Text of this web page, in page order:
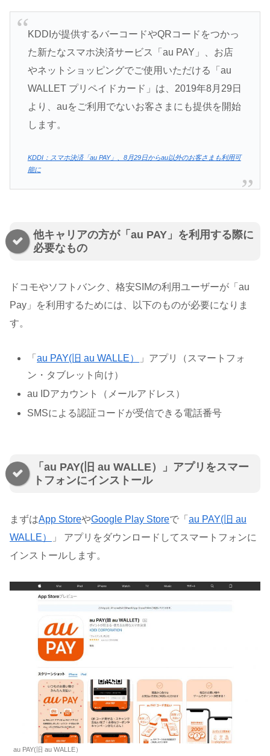
KDDIが提供するバーコードやQRコードをつかっ
た新たなスマホ決済サービス「au PAY」、お店
やネットショッピングでご使用いただける「au
WALLET プリペイドカード」は、2019年8月29日
より、auをご利用でないお客さまにも提供を開始
します。
KDDI：スマホ決済「au PAY」、8月29日からau以外のお客さまも利用可
能に
他キャリアの方が「au PAY」を利用する際に
必要なもの
ドコモやソフトバンク、格安SIMの利用ユーザーが「au
Pay」を利用するためには、以下のものが必要になりま
す。
「au PAY(旧 au WALLE）
」アプリ（スマートフォ
ン・タブレット向け）
au IDアカウント（メールアドレス）
SMSによる認証コードが受信できる電話番号
「au PAY(旧 au WALLE）」アプリをスマー
トフォンにインストール
まずはApp StoreやGoogle Play Storeで「 au PAY(旧 au
WALLE）
」 アプリをダウンロードしてスマートフォンに
インストールします。
au PAY(旧 au WALLE）